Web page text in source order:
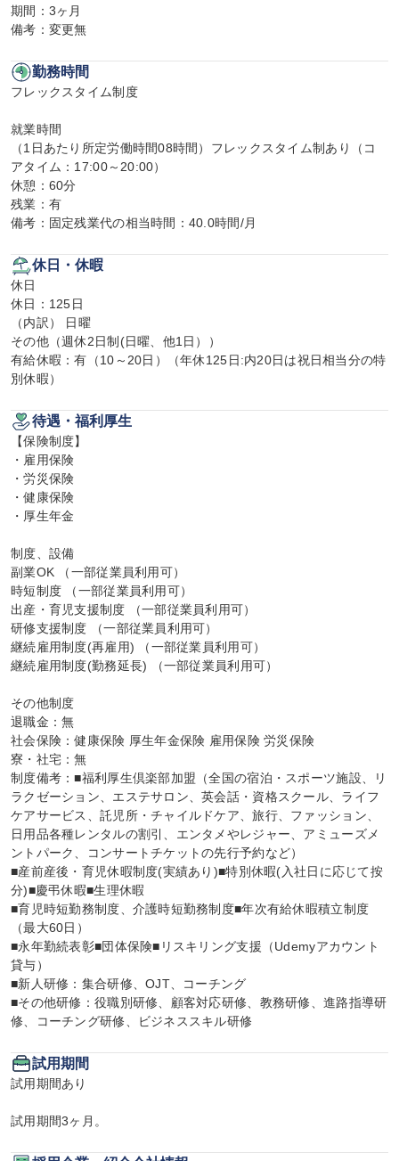
期間：3ヶ月
備考：変更無
勤務時間
フレックスタイム制度
就業時間
（1日あたり所定労働時間08時間）フレックスタイム制あり（コ
アタイム：17:00～20:00）
休憩：60分
残業：有
備考：固定残業代の相当時間：40.0時間/月
休日・休暇
休日
休日：125日
（内訳） 日曜
その他（週休2日制(日曜、他1日））
有給休暇：有（10～20日）（年休125日:内20日は祝日相当分の特
別休暇）
待遇・福利厚生
【保険制度】
・雇用保険
・労災保険
・健康保険
・厚生年金
制度、設備
副業OK （一部従業員利用可）
時短制度 （一部従業員利用可）
出産・育児支援制度 （一部従業員利用可）
研修支援制度 （一部従業員利用可）
継続雇用制度(再雇用) （一部従業員利用可）
継続雇用制度(勤務延長) （一部従業員利用可）
その他制度
退職金：無
社会保険：健康保険 厚生年金保険 雇用保険 労災保険
寮・社宅：無
制度備考：■福利厚生倶楽部加盟（全国の宿泊・スポーツ施設、リ
ラクゼーション、エステサロン、英会話・資格スクール、ライフ
ケアサービス、託児所・チャイルドケア、旅行、ファッション、
日用品各種レンタルの割引、エンタメやレジャー、アミューズメ
ントパーク、コンサートチケットの先行予約など）
■産前産後・育児休暇制度(実績あり)■特別休暇(入社日に応じて按
分)■慶弔休暇■生理休暇
■育児時短勤務制度、介護時短勤務制度■年次有給休暇積立制度
（最大60日）
■永年勤続表彰■団体保険■リスキリング支援（Udemyアカウント
貸与）
■新人研修：集合研修、OJT、コーチング
■その他研修：役職別研修、顧客対応研修、教務研修、進路指導研
修、コーチング研修、ビジネススキル研修
試用期間
試用期間あり
試用期間3ヶ月。